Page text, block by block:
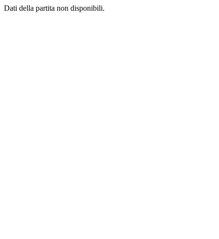
Dati della partita non disponibili.